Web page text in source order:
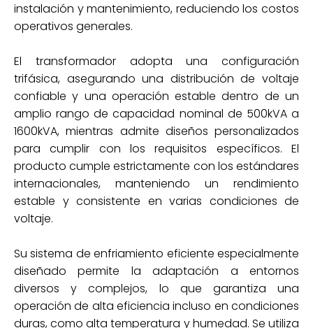
instalación y mantenimiento, reduciendo los costos
operativos generales.
El transformador adopta una configuración
trifásica, asegurando una distribución de voltaje
confiable y una operación estable dentro de un
amplio rango de capacidad nominal de 500kVA a
1600kVA, mientras admite diseños personalizados
para cumplir con los requisitos específicos. El
producto cumple estrictamente con los estándares
internacionales, manteniendo un rendimiento
estable y consistente en varias condiciones de
voltaje.
Su sistema de enfriamiento eficiente especialmente
diseñado permite la adaptación a entornos
diversos y complejos, lo que garantiza una
operación de alta eficiencia incluso en condiciones
duras, como alta temperatura y humedad. Se utiliza